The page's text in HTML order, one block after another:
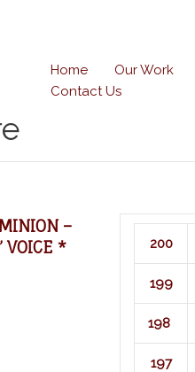
Home Our Work
Contact Us
–
VOICE *
200
199
198
197